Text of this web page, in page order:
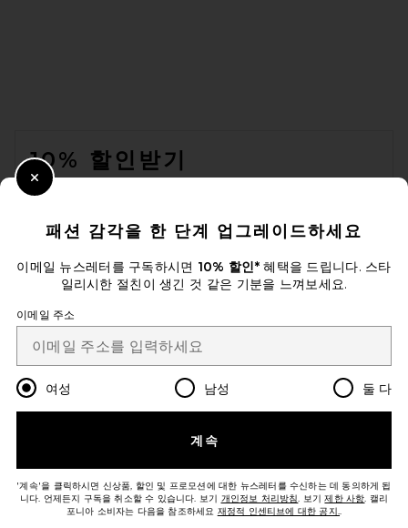
FWRD Renew Dior Mizza
FWRD RENEW
$2,700
10% 할인받기
이메일을 제출하여 뉴스레터를 구독하실 수 있습니다. 언제든지 수신 거
EMAIL ADDRESS
Sign Up
Change Country Regions
개선에 도움을 주세요!
고객센터
패션 감각을 한 단계 업그레이드하세요
이메일 뉴스레터를 구독하시면 10% 할인*혜택을 드립니다. 스타
일리시한 절친이 생긴 것 같은 기분을 느껴보세요.
이메일 주소
여성 남성 둘 다
계속
'계속'을 클릭하시면 신상품, 할인 및 프로모션에 대한 뉴스레터를 수신하는 데 동의하게 됩
니다. 언제든지 구독을 취소할 수 있습니다. 보기 개인정보 처리방침. 보기제한 사항. 캘리
포니아 소비자는 다음을 참조하세요 재정적 인센티브에 대한 공지..
Close Modal